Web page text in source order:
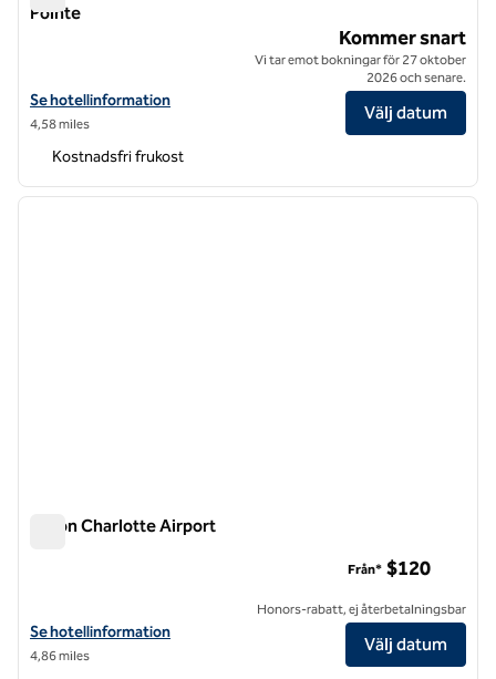
Pointe
Home2 Suites by Hilton Charlotte Airport Lake Pointe
Visa hotelluppgifter för Home2 Suites by Hilton Charlotte Airport
Se hotellinformation
4,58 miles
Kommer snart
Vi tar emot bokningar för 27 oktober
2026 och senare.
Välj datum
Kostnadsfri frukost
1 av 12
nästa
Hilton Charlotte Airport
Visa hotelluppgifter för Hilton Charlotte Airport
Se hotellinformation
4,86 miles
Från* $120
Honors-rabatt, ej återbetalningsbar
Välj datum